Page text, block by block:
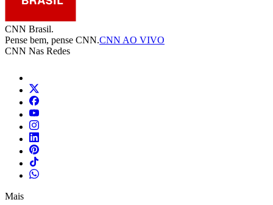
CNN Brasil.
Pense bem, pense CNN.CNN AO VIVO
CNN Nas Redes
Mais